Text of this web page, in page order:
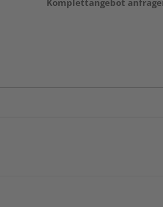
Komplettangebot